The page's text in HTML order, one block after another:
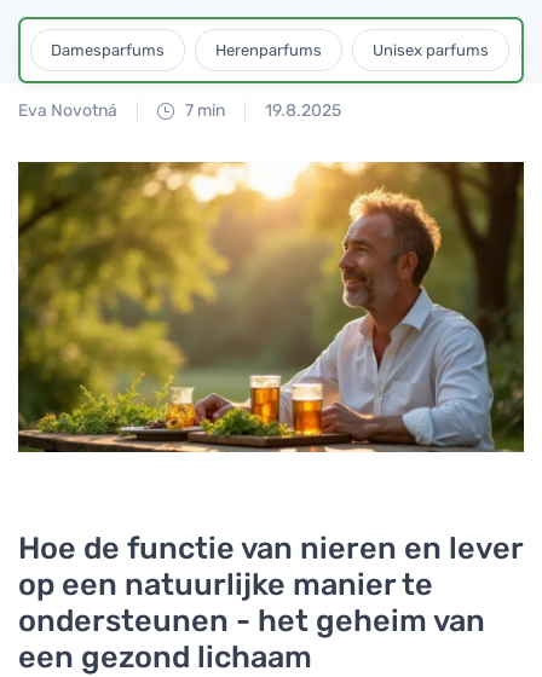
Damesparfums Herenparfums Unisex parfums
Eva Novotná 7 min 19.8.2025
Hoe de functie van nieren en lever
op een natuurlijke manier te
ondersteunen - het geheim van
een gezond lichaam